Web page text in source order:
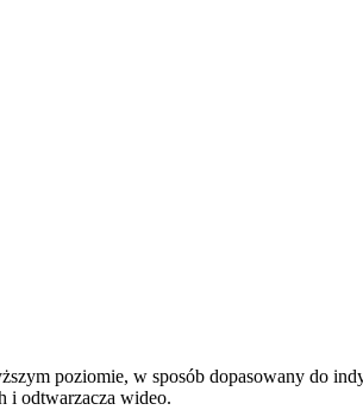
poziomie, w sposób dopasowany do
i odtwarzacza wideo.